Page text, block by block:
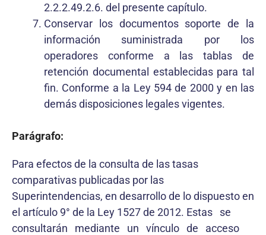
2.2.2.49.2.6. del presente capítulo.
Conservar los documentos soporte de la
información suministrada por los
operadores conforme a las tablas de
retención documental establecidas para tal
fin. Conforme a la Ley 594 de 2000 y en las
demás disposiciones legales vigentes.
Parágrafo:
Para efectos de la consulta de las tasas
comparativas publicadas por las
Superintendencias, en desarrollo de lo dispuesto en
el artículo 9° de la Ley 1527 de 2012. Estas se
consultarán mediante un vínculo de acceso